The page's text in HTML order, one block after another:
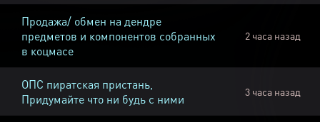
Продажа/ обмен на дендре
предметов и компонентов собранных
в коцмасе
2 часа назад
ОПС пиратская пристань,
Придумайте что ни будь с ними
3 часа назад